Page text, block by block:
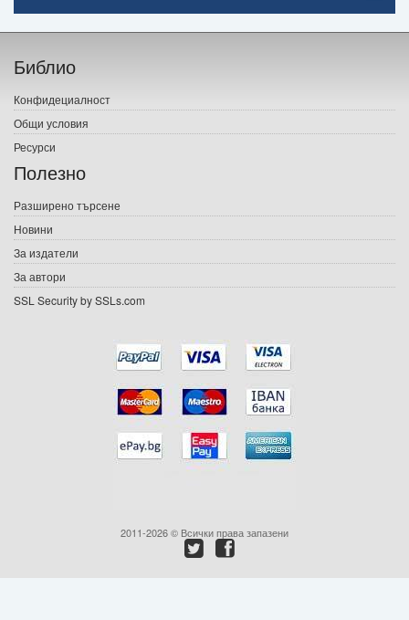
Начало
Печатни книги
Електронни книги
Е-списания
Подаръци
Ваучери
Библио
Конфидециалност
Общи условия
Ресурси
Полезно
Разширено търсене
Новини
За издатели
За автори
SSL Security by SSLs.com
2011-2026 © Всички права запазени